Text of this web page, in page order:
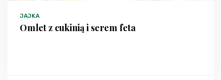
JAJKA
Omlet z cukinią i serem feta